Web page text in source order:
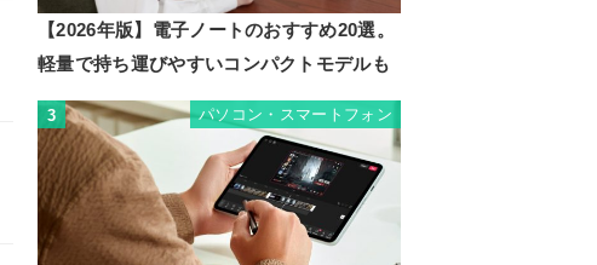
【2026年版】電子ノートのおすすめ20選。
軽量で持ち運びやすいコンパクトモデルも
3 パソコン・スマートフォン